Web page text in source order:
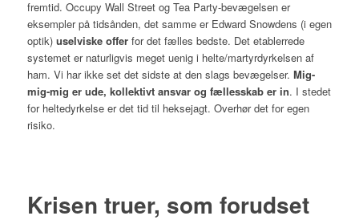
fremtid. Occupy Wall Street og Tea Party-bevægelsen er
eksempler på tidsånden, det samme er Edward Snowdens (i egen
optik) uselviske offerfor det fælles bedste. Det etablerrede
systemet er naturligvis meget uenig i helte/martyrdyrkelsen af
ham. Vi har ikke set det sidste at den slags bevægelser. Mig-
mig-mig er ude, kollektivt ansvar og fællesskab er in. I stedet
for heltedyrkelse er det tid til heksejagt. Overhør det for egen
risiko.
Krisen truer, som forudset